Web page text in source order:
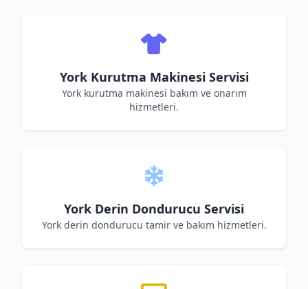
York Kurutma Makinesi Servisi
York kurutma makinesi bakım ve onarım
hizmetleri.
York Derin Dondurucu Servisi
York derin dondurucu tamir ve bakım hizmetleri.